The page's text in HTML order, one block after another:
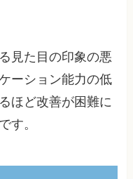
見た目の印象の悪
ーション能力の低
ほど改善が困難に
す。